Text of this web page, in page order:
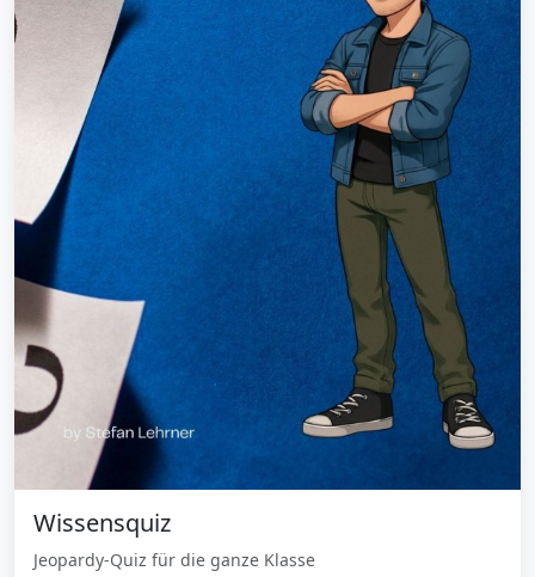
Wissensquiz
Jeopardy-Quiz für die ganze Klasse